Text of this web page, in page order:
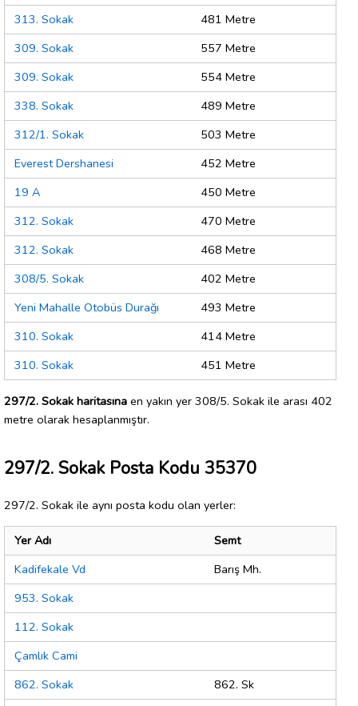
313. Sokak
481 Metre
309. Sokak
557 Metre
309. Sokak
554 Metre
338. Sokak
489 Metre
312/1. Sokak
503 Metre
Everest Dershanesi
452 Metre
19 A
450 Metre
312. Sokak
470 Metre
312. Sokak
468 Metre
308/5. Sokak
402 Metre
Yeni Mahalle Otobüs Durağı
493 Metre
310. Sokak
414 Metre
310. Sokak
451 Metre
297/2. Sokak haritasına en yakın yer 308/5. Sokak ile arası 402
metre olarak hesaplanmıştır.
297/2. Sokak Posta Kodu 35370
297/2. Sokak ile aynı posta kodu olan yerler:
Yer Adı
Semt
Kadifekale Vd
Barış Mh.
953. Sokak
112. Sokak
Çamlık Cami
862. Sokak
862. Sk